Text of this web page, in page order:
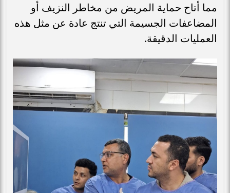
مما أتاح حماية المريض من مخاطر النزيف أو
المضاعفات الجسيمة التي تنتج عادة عن مثل هذه
العمليات الدقيقة.